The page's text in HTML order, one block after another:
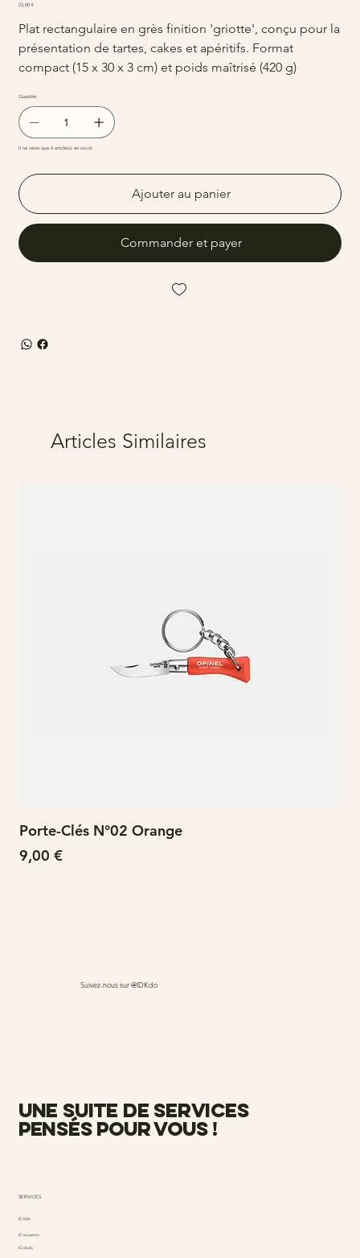
Prix
23,00 €
Plat rectangulaire en grès finition 'griotte', conçu pour la
présentation de tartes, cakes et apéritifs. Format
compact (15 x 30 x 3 cm) et poids maîtrisé (420 g)
Quantité
Il ne reste que 6 article(s) en stock
Ajouter au panier
Commander et payer
Articles Similaires
Porte-Clés N°02 Orange
Prix
9,00 €
Suivez-nous sur @IDKdo
une suite de services
pensés pour vous !
SERVICES
ID Kdo
ID causette
ID dodo